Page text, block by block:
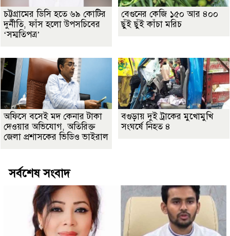
চট্টগ্রামের ডিসি হতে ৬৯ কোটির
দুর্নীতি, ফাঁস হলো উপসচিবের
‘সম্মতিপত্র’
বেগুনের কেজি ১৫০ আর ৪০০
ছুঁই ছুঁই কাঁচা মরিচ
অফিসে বসেই মদ কেনার টাকা
দেওয়ার অভিযোগ, অতিরিক্ত
জেলা প্রশাসকের ভিডিও ভাইরাল
বগুড়ায় দুই ট্রাকের মুখোমুখি
সংঘর্ষে নিহত ৪
সর্বশেষ সংবাদ